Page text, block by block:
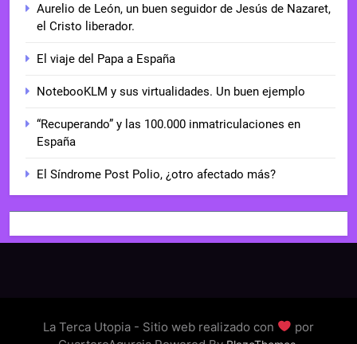
Aurelio de León, un buen seguidor de Jesús de Nazaret,
el Cristo liberador.
El viaje del Papa a España
NotebooKLM y sus virtualidades. Un buen ejemplo
“Recuperando” y las 100.000 inmatriculaciones en
España
El Síndrome Post Polio, ¿otro afectado más?
La Terca Utopia - Sitio web realizado con
por